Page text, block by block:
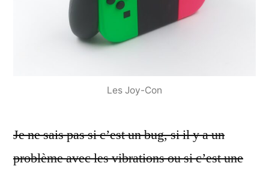
Les Joy-Con
Je ne sais pas si c’est un bug, si il y a un
problème avec les vibrations ou si c’est une